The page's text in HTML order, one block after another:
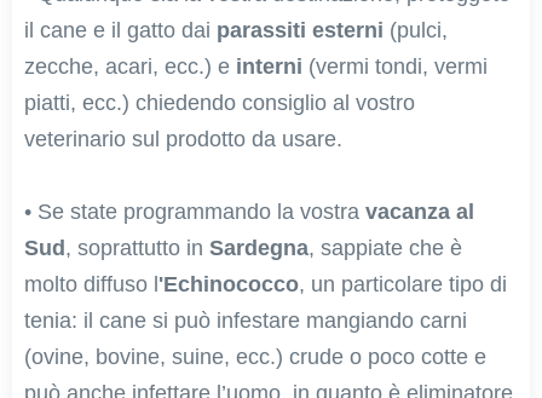
il cane e il gatto dai parassiti esterni (pulci,
zecche, acari, ecc.) e interni (vermi tondi, vermi
piatti, ecc.) chiedendo consiglio al vostro
veterinario sul prodotto da usare.
• Se state programmando la vostra vacanza al
Sud, soprattutto in Sardegna, sappiate che è
molto diffuso l'Echinococco, un particolare tipo di
tenia: il cane si può infestare mangiando carni
(ovine, bovine, suine, ecc.) crude o poco cotte e
può anche infettare l’uomo, in quanto è eliminatore